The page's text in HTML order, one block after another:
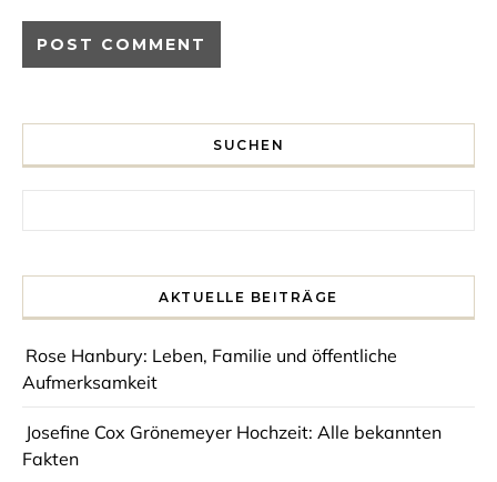
SUCHEN
AKTUELLE BEITRÄGE
Rose Hanbury: Leben, Familie und öffentliche
Aufmerksamkeit
Josefine Cox Grönemeyer Hochzeit: Alle bekannten
Fakten